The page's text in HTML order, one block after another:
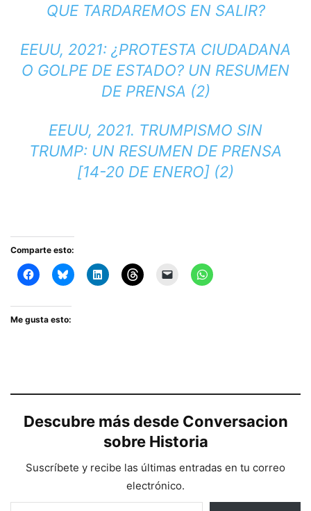
QUE TARDAREMOS EN SALIR?
EEUU, 2021: ¿PROTESTA CIUDADANA
O GOLPE DE ESTADO? UN RESUMEN
DE PRENSA (2)
EEUU, 2021. TRUMPISMO SIN
TRUMP: UN RESUMEN DE PRENSA
[14-20 DE ENERO] (2)
Comparte esto:
Me gusta esto:
Descubre más desde Conversacion
sobre Historia
Suscríbete y recibe las últimas entradas en tu correo
electrónico.
Escribe tu correo electrónico…